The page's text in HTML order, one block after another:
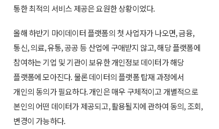
통한 최적의 서비스 제공은 요원한 상황이었다.
올해 하반기 마이데이터 플랫폼의 첫 사업자가 나오면, 금융,
통신, 의료, 유통, 공공 등 산업에 구애받지 않고, 해당 플랫폼에
참여하는 기업 및 기관이 보유한 개인정보 데이터가 해당
플랫폼에 모아진다. 물론 데이터의 플랫폼 탑재 과정에서
개인의 동의가 필요하다. 개인은 매우 구체적이고 개별적으로
본인의 어떤 데이터가 제공되고, 활용될지에 관하여 동의, 조회,
변경이 가능하다.